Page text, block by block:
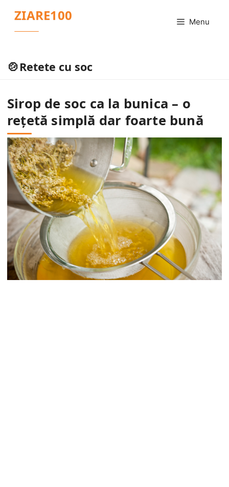
conținut
ZIARE100 Menu
Retete cu soc
Sirop de soc ca la bunica – o
rețetă simplă dar foarte bună